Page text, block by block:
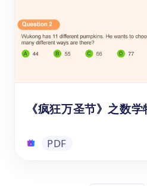
数操作找到未知数。快来
题，帮助您的孩子更好
PDF
《疯狂万圣节》之数
PDF
《疯狂万圣节》之数学